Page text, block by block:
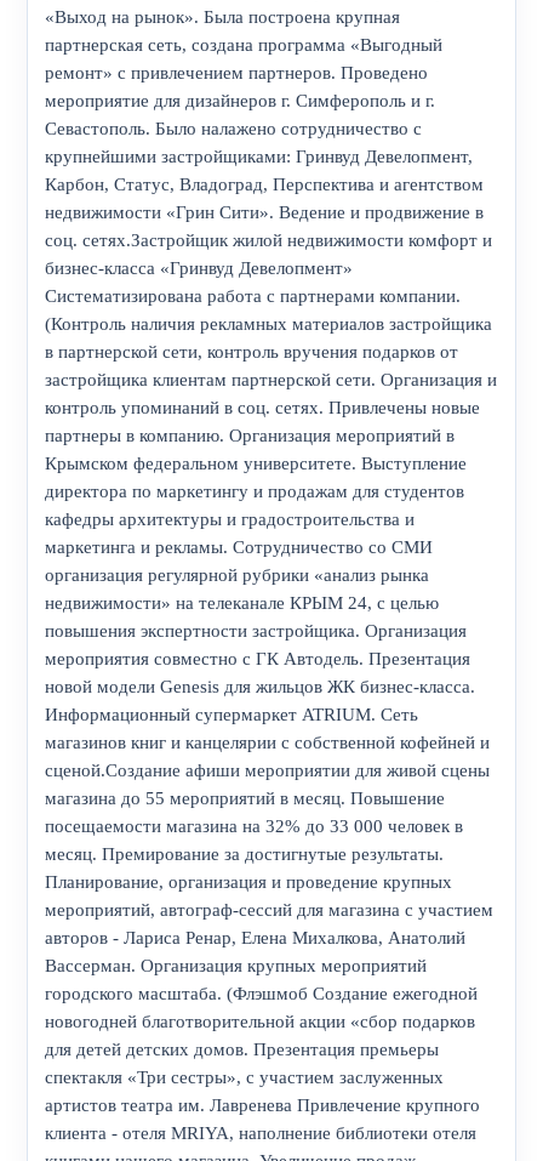
«Выход на рынок». Была построена крупная
партнерская сеть, создана программа «Выгодный
ремонт» с привлечением партнеров. Проведено
мероприятие для дизайнеров г. Симферополь и г.
Севастополь. Было налажено сотрудничество с
крупнейшими застройщиками: Гринвуд Девелопмент,
Карбон, Статус, Владоград, Перспектива и агентством
недвижимости «Грин Сити». Ведение и продвижение в
соц. сетях.Застройщик жилой недвижимости комфорт и
бизнес-класса «Гринвуд Девелопмент»
Систематизирована работа с партнерами компании.
(Контроль наличия рекламных материалов застройщика
в партнерской сети, контроль вручения подарков от
застройщика клиентам партнерской сети. Организация и
контроль упоминаний в соц. сетях. Привлечены новые
партнеры в компанию. Организация мероприятий в
Крымском федеральном университете. Выступление
директора по маркетингу и продажам для студентов
кафедры архитектуры и градостроительства и
маркетинга и рекламы. Сотрудничество со СМИ
организация регулярной рубрики «анализ рынка
недвижимости» на телеканале КРЫМ 24, с целью
повышения экспертности застройщика. Организация
мероприятия совместно с ГК Автодель. Презентация
новой модели Genesis для жильцов ЖК бизнес-класса.
Информационный супермаркет ATRIUM. Сеть
магазинов книг и канцелярии с собственной кофейней и
сценой.Создание афиши мероприятии для живой сцены
магазина до 55 мероприятий в месяц. Повышение
посещаемости магазина на 32% до 33 000 человек в
месяц. Премирование за достигнутые результаты.
Планирование, организация и проведение крупных
мероприятий, автограф-сессий для магазина с участием
авторов - Лариса Ренар, Елена Михалкова, Анатолий
Вассерман. Организация крупных мероприятий
городского масштаба. (Флэшмоб Создание ежегодной
новогодней благотворительной акции «сбор подарков
для детей детских домов. Презентация премьеры
спектакля «Три сестры», с участием заслуженных
артистов театра им. Лавренева Привлечение крупного
клиента - отеля MRIYA, наполнение библиотеки отеля